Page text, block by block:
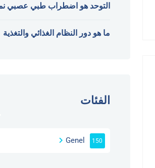
التوحد هو اضطراب طبي عصبي
ما هو دور النظام الغذائي والتغذية
الفئات
Genel 150